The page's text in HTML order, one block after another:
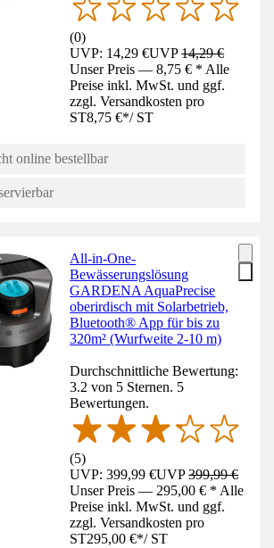
(0)
UVP: 14,29 €UVP14,29 €
Unser Preis — 8,75 € * Alle
Preise inkl. MwSt. und ggf.
zzgl. Versandkosten pro
ST8,75 €*/ ST
online bestellbar
All-in-One-
Bewässerungslösung
GARDENA AquaPrecise
oberirdisch mit Solarbetrieb,
Bluetooth® App für bis zu
320m² (Wurfweite 2-10 m)
Durchschnittliche Bewertung:
3.2 von 5 Sternen. 5
Bewertungen.
(5)
UVP: 399,99 €UVP399,99 €
Unser Preis — 295,00 € * Alle
Preise inkl. MwSt. und ggf.
zzgl. Versandkosten pro
ST295,00 €*/ ST